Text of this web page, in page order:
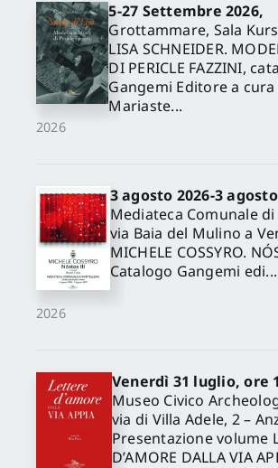
2026
5-27 Settembre 2026,
Grottammare, Sala
LISA SCHNEIDER.
DI PERICLE FAZZINI,
Gangemi Editore a cura
Mariaste...
2026
3 agosto 2026-3
Mediateca Comunale
via Baia del Mulino a
MICHELE COSSYRO.
Catalogo Gangemi edi...
Venerdì 31 luglio, ore
Museo Civico
via di Villa Adele, 2 –
Presentazione volume
D’AMORE DALLA VIA